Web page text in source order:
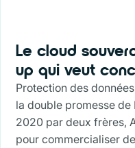
Le cloud
up qui veut
Protection des
la double promesse
2020 par deux frères,
pour commercialiser